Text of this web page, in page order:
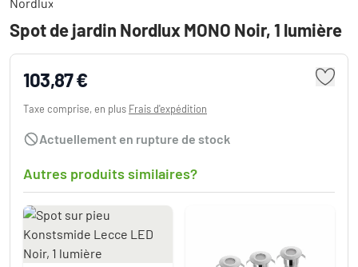
Spot de jardin Nordlux MONO Noir, 1 lumière
103,87 €
Taxe comprise, en plus Frais d'expédition
Actuellement en rupture de stock
Autres produits similaires?